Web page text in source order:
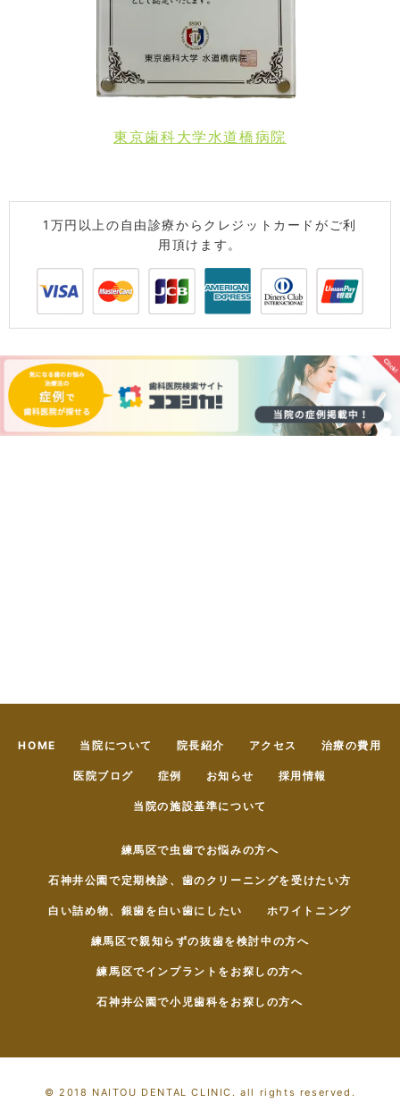
東京歯科大学水道橋病院
1万円以上の自由診療からクレジットカードがご利
用頂けます。
HOME 当院について 院長紹介 アクセス 治療の費用
医院ブログ 症例 お知らせ 採用情報
当院の施設基準について
練馬区で虫歯でお悩みの方へ
石神井公園で定期検診、歯のクリーニングを受けたい方
白い詰め物、銀歯を白い歯にしたい ホワイトニング
練馬区で親知らずの抜歯を検討中の方へ
練馬区でインプラントをお探しの方へ
石神井公園で小児歯科をお探しの方へ
© 2018 NAITOU DENTAL CLINIC. all rights reserved.